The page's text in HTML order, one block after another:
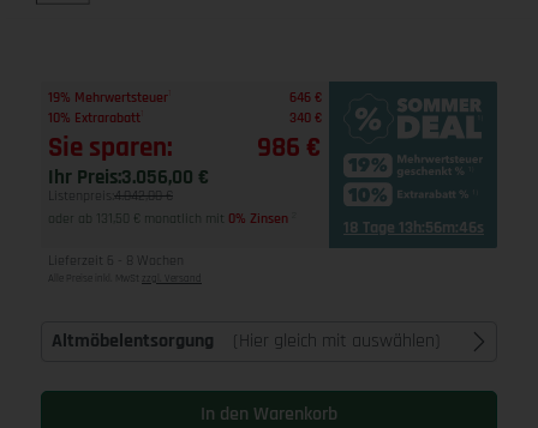
19% Mehrwertsteuer
646 €
10% Extrarabatt
340 €
Sie sparen: 986 €
Ihr Preis:3.056,00 €
Listenpreis: 4.042,00 €
oder ab 131,50 € monatlich mit 0% Zinsen 18 Tage 13h:56m:45s
Lieferzeit 6 - 8 Wochen
Alle Preise inkl. MwSt zzgl. Versand
Altmöbelentsorgung (Hier gleich mit auswählen)
In den Warenkorb